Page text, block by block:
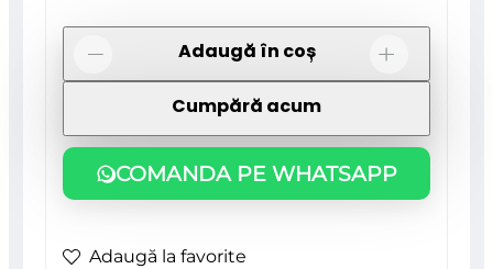
COMANDA PE WHATSAPP
Perie
tip
cupa,
toroane,
Adaugă în coș
Cumpără acum
Adaugă la favorite